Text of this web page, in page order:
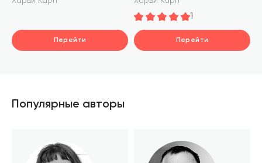
Перейти
года до четырех лет
дружелюбным, терпеливым
1
Перейти
Популярные авторы